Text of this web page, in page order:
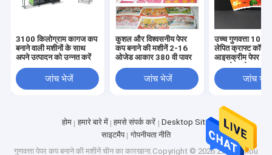
3100 किलोग्राम कागज कप
बनाने वाली मशीनों के साथ
अपने उत्पादन को उन्नत करें
जांच भेजें
कुशल और विश्वसनीय पेपर
कप बनाने की मशीनें 2-16
ओजेड आकार 380 वी पावर
जांच भेजें
उच्च गुणवत्ता 100%
लेपित क्राफ्ट कॉफी
आइसक्रीम पेपर
माल रोल थोक
जांच भेजें
झेंग्झौ परफेक्ट कं, लिमिटेड एक पेशेवर निर्माता है और इसकी एक मजबूत
और पेशेवर बिक्री टीम है जो आपको न केवल हमारी मशीनों का विस्तृत
परिचय प्रदान करेगी बल्कि आपकी आवश्यकताओं के अनुसार लागत
होम हमारे बारे में हमसे संपर्क करें
Desktop Site
साइटमैप
गोपनीयता नीति
गुणवत्ता पेपर कप बनाने की मशीनेंचीन का कारखाना.Copyright © 2026 Zhengzhou